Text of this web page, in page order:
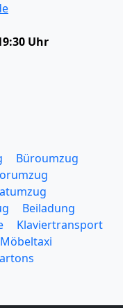
Uhr
Büroumzug
Beiladung
Klaviertransport
Möbeltaxi